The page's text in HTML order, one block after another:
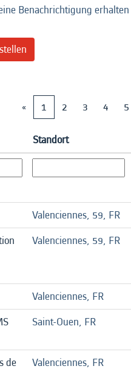
Benachrichtigung erhalten
« 1 2 3 4 5
Standort
Valenciennes, 59, FR
Valenciennes, 59, FR
Valenciennes, FR
Saint-Ouen, FR
de
Valenciennes, FR